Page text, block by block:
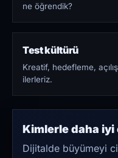
ne öğrendik?
Test kültürü
Kreatif, hedefleme,
ilerleriz.
Kimlerle daha iyi
Dijitalde büyümeyi